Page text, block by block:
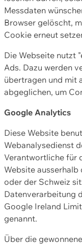
Messdaten
Browser gelöscht,
Cookie erneut
Die Webseite nutzt
Ads. Dazu werden
übertragen und mit
abgeglichen, um
Google Analytics
Diese Website
Webanalysedienst
Verantwortliche für
Website
oder der Schweiz
Datenverarbeitung
Google Ireland
genannt.
Über die